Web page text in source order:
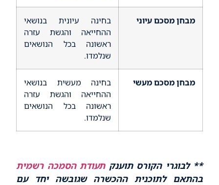
מבחן מסכם עיוני
בחינה עיונית בנושאי
ההחייאה והגשת עזרה
ראשונה בכל הנושאים
שנלמדו.
מבחן מסכם מעשי
בחינה מעשית בנושאי
ההחייאה והגשת עזרה
ראשונה בכל הנושאים
שנלמדו.
** לבוגרי הקורס תוענקתעודת הסמכה רשמית
בהתאם לתוכנית ההכשרה שגובשה יחד עם